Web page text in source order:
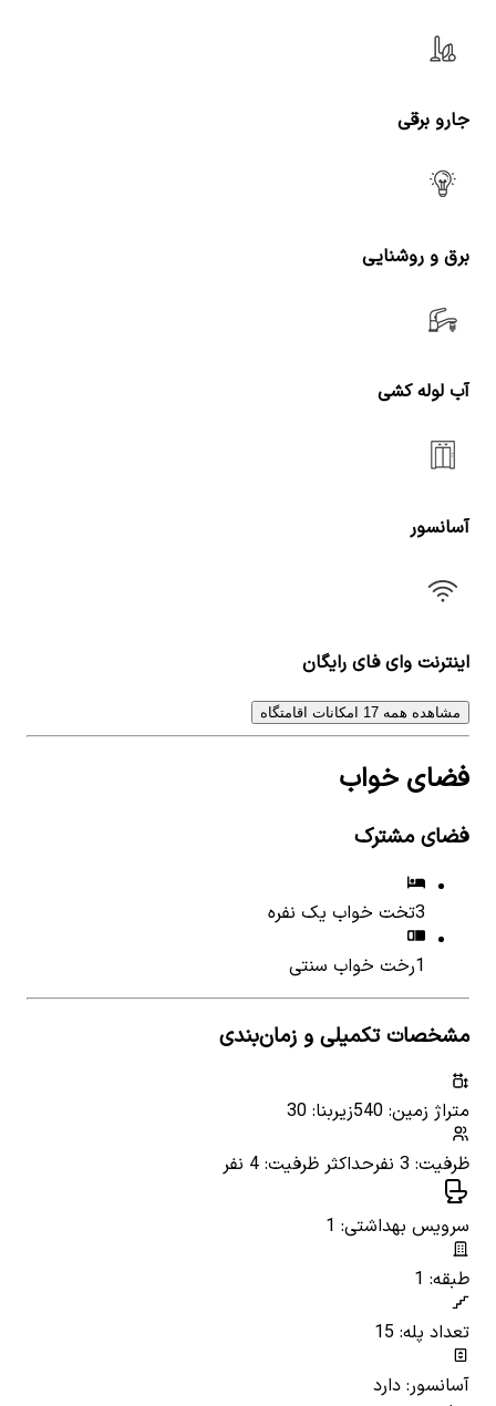
جارو برقی
برق و روشنایی
آب لوله کشی
آسانسور
اینترنت وای فای رایگان
مشاهده همه 17 امکانات اقامتگاه
فضای خواب
فضای مشترک
3تخت خواب یک نفره
1رخت خواب سنتی
مشخصات تکمیلی و زمان‌بندی
متراژ زمین: 540
زیربنا: 30
ظرفیت: 3 نفر
حداکثر ظرفیت: 4 نفر
سرویس بهداشتی: 1
طبقه: 1
تعداد پله: 15
آسانسور: دارد